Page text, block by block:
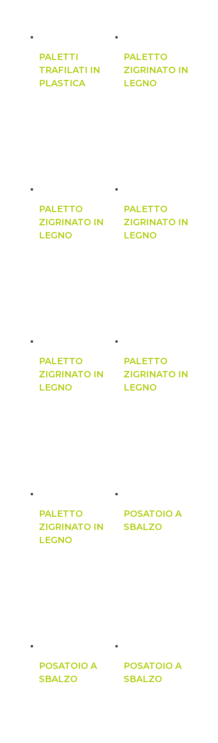
PALETTI
TRAFILATI IN
PLASTICA
PALETTO
ZIGRINATO IN
LEGNO
PALETTO
ZIGRINATO IN
LEGNO
PALETTO
ZIGRINATO IN
LEGNO
PALETTO
ZIGRINATO IN
LEGNO
PALETTO
ZIGRINATO IN
LEGNO
PALETTO
ZIGRINATO IN
LEGNO
POSATOIO A
SBALZO
POSATOIO A
SBALZO
POSATOIO A
SBALZO